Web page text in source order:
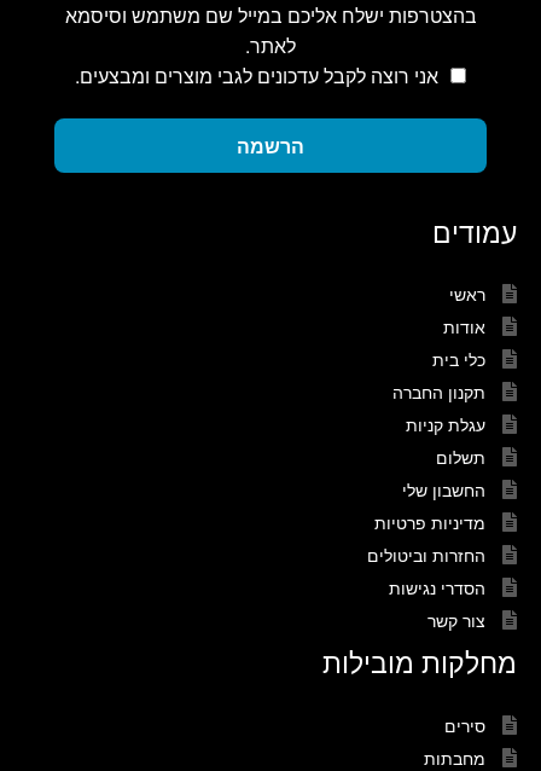
בהצטרפות ישלח אליכם במייל שם משתמש וסיסמא
לאתר.
אני רוצה לקבל עדכונים לגבי מוצרים ומבצעים.
הרשמה
עמודים
ראשי
אודות
כלי בית
תקנון החברה
עגלת קניות
תשלום
החשבון שלי
מדיניות פרטיות
החזרות וביטולים
הסדרי נגישות
צור קשר
מחלקות מובילות
סירים
מחבתות